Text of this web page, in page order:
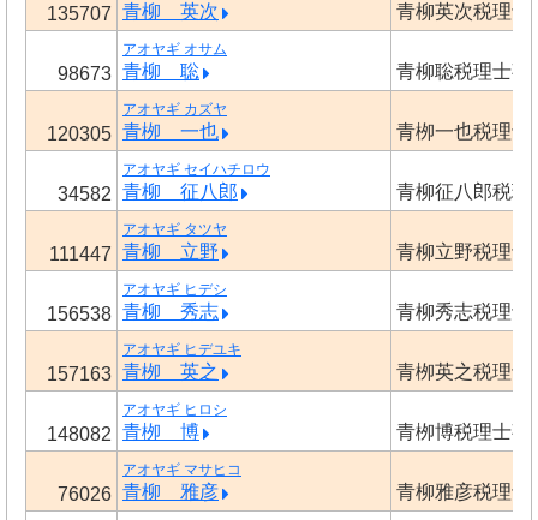
135707 青柳 英次 青柳英次税理士
98673
アオヤギ オサム
青柳 聡 青柳聡税理士事
120305
アオヤギ カズヤ
青栁 一也 青栁一也税理士
34582
アオヤギ セイハチロウ
青柳 征八郎 青柳征八郎税理
111447
アオヤギ タツヤ
青柳 立野 青柳立野税理士
156538
アオヤギ ヒデシ
青柳 秀志 青柳秀志税理士
157163
アオヤギ ヒデユキ
青栁 英之 青栁英之税理士
148082
アオヤギ ヒロシ
青栁 博 青栁博税理士事
76026
アオヤギ マサヒコ
青柳 雅彦 青柳雅彦税理士